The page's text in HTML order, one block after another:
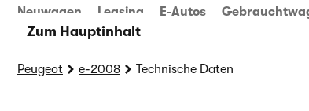
Zum Hauptinhalt
Neuwagen Leasing E-Autos
Peugeot e-2008 Technische Daten